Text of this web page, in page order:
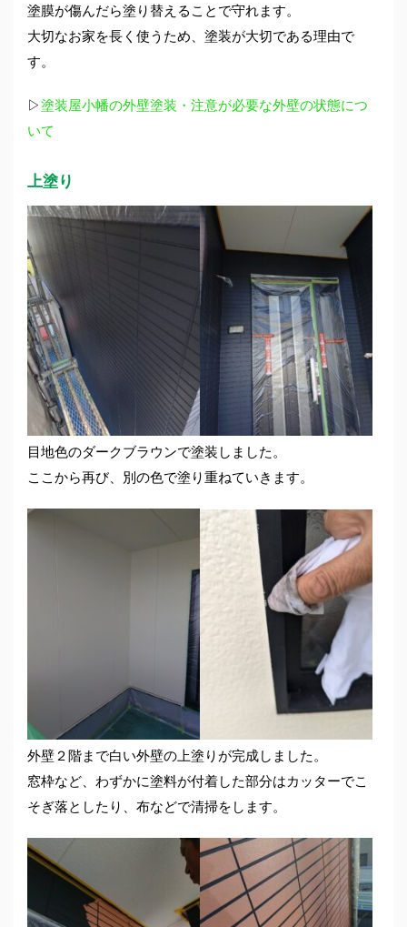
塗膜が傷んだら塗り替えることで守れます。
大切なお家を長く使うため、塗装が大切である理由で
す。
▷塗装屋小幡の外壁塗装・注意が必要な外壁の状態につ
いて
上塗り
目地色のダークブラウンで塗装しました。
ここから再び、別の色で塗り重ねていきます。
外壁２階まで白い外壁の上塗りが完成しました。
窓枠など、わずかに塗料が付着した部分はカッターでこ
そぎ落としたり、布などで清掃をします。